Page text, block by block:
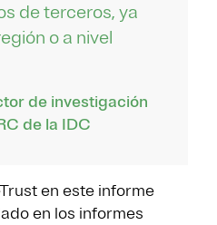
de terceros, ya
o a nivel
de investigación
de la IDC
en este informe
en los informes